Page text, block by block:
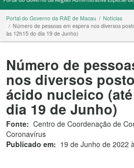
Portal do Governo da RAE de Macau
Notícias
Número de pessoas em espera nos diversos
às 12h15 do dia 19 de Junho)
Número de
nos diversos
ácido nucleico
dia 19 de Junho)
Fonte: Centro de Coordenação de
Coronavírus
Publicado em: 19 de Junho de 2022